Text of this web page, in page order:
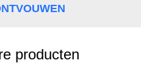
producten